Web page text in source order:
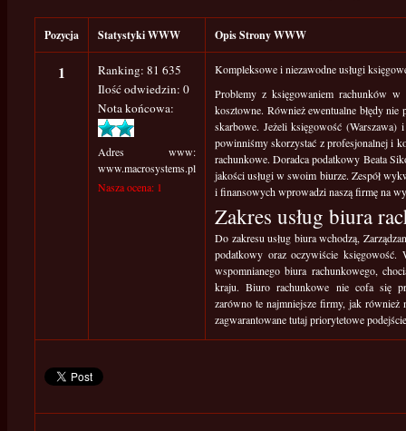
Pozycja Statystyki WWW Opis Strony WWW
1
Ranking: 81 635
Ilość odwiedzin: 0
Nota końcowa:
Adres www:
www.macrosystems.pl
Nasza ocena: 1
Kompleksowe i niezawodne usługi
Problemy z księgowaniem rachunków
kosztowne. Również ewentualne błędy nie
skarbowe. Jeżeli księgowość (Warszawa)
powinniśmy skorzystać z profesjonalnej i
rachunkowe. Doradca podatkowy Beata
jakości usługi w swoim biurze. Zespół
i finansowych wprowadzi naszą firmę na
Zakres usług biura
Do zakresu usług biura wchodzą,
podatkowy oraz oczywiście księgowość.
wspomnianego biura rachunkowego,
kraju. Biuro rachunkowe nie cofa się
zarówno te najmniejsze firmy, jak
zagwarantowane tutaj priorytetowe